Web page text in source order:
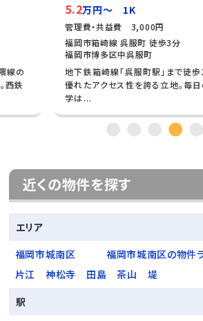
線の
西鉄
5.2万円～ 1K
管理費・共益費 3,000円
福岡市箱崎線 呉服町 徒歩3分
福岡市博多区中呉服町
地下鉄箱崎線「呉服町駅」まで徒歩
優れたアクセス性を誇る立地。毎日
学は...
近くの物件を探す
エリア
福岡市城南区
福岡市城南区の物件
片江
神松寺 田島 茶山
堤
駅